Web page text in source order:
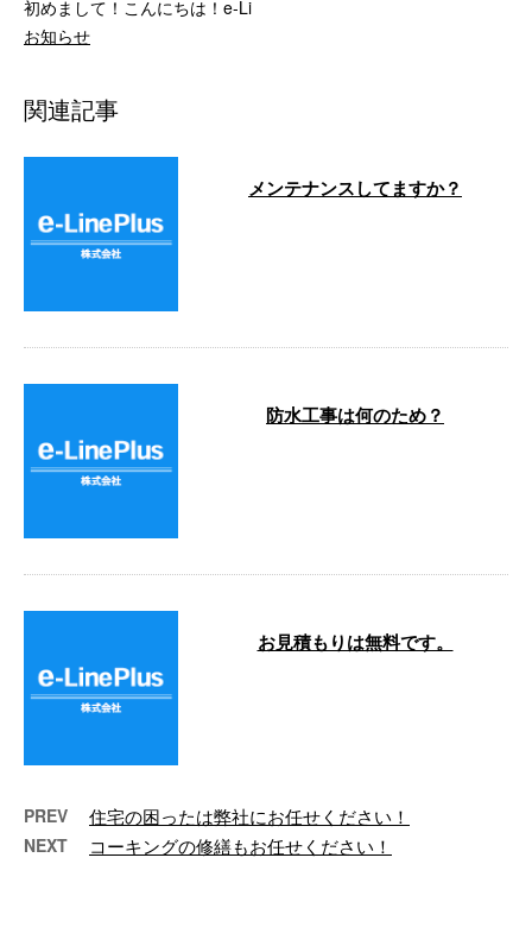
初めまして！こんにちは！e-Li
お知らせ
関連記事
メンテナンスしてますか？
防水工事は何のため？
お見積もりは無料です。
PREV 住宅の困ったは弊社にお任せください！
NEXT コーキングの修繕もお任せください！